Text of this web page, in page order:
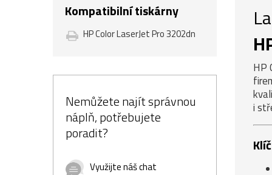
Kompatibilní tiskárny
HP Color LaserJet Pro 3202dn
Nemůžete najít správnou
náplň, potřebujete
poradit?
Využijte náš chat
HP
i